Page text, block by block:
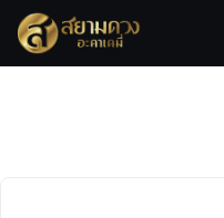
Skip
content